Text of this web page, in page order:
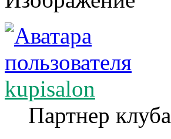
kupisalon
Партнер клуба